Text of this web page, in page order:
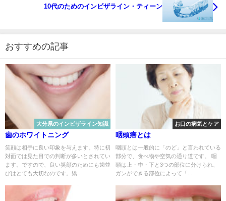
10代のためのインビザライン・ティーン
おすすめの記事
大分県のインビザライン知識
歯のホワイトニング
笑顔は相手に良い印象を与えます。特に初
対面では見た目での判断が多いとされてい
ます。ですので、良い笑顔のためにも歯並
びはとても大切なのです。矯...
お口の病気とケア
咽頭癌とは
咽頭とは一般的に「のど」と言われている
部分で、食べ物や空気の通り道です。 咽
頭は上・中・下と3つの部位に分けられ、
ガンができる部位によって「...